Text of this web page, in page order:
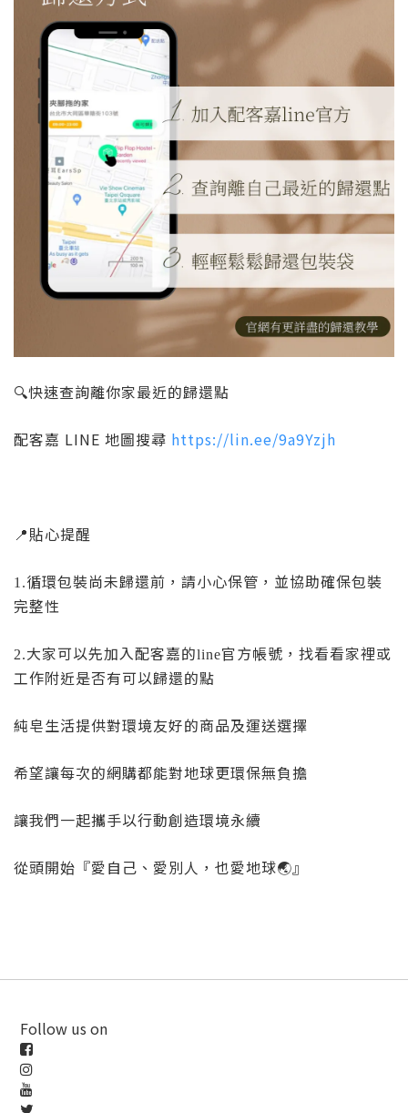
🔍快速查詢離你家最近的歸還點
配客嘉 LINE 地圖搜尋 https://lin.ee/9a9Yzjh
📍貼心提醒
1.循環包裝尚未歸還前，請小心保管，並協助確保包裝
完整性
2.大家可以先加入配客嘉的line官方帳號，找看看家裡或
工作附近是否有可以歸還的點
純皂生活提供對環境友好的商品及運送選擇
希望讓每次的網購都能對地球更環保無負擔
讓我們一起攜手以行動創造環境永續
從頭開始『愛自己、愛別人，也愛地球🌏』
Follow us on